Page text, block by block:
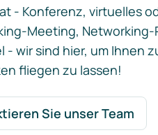
- Konferenz, virtuelles
Meeting, Networking-
wir sind hier, um Ihnen
fliegen zu lassen!
Sie unser Team